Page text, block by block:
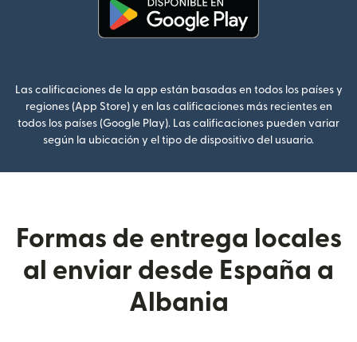
Las calificaciones de la app están basadas en todos los países y
regiones (App Store) y en las calificaciones más recientes en
todos los países (Google Play). Las calificaciones pueden variar
según la ubicación y el tipo de dispositivo del usuario.
Formas de entrega locales
al enviar desde España a
Albania